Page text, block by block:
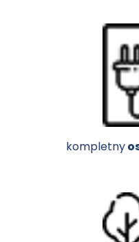
kompletny